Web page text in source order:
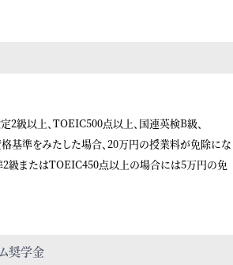
2級以上、TOEIC500点以上、国連英検B級、
基準をみたした場合、20万円の授業料が免除にな
2級またはTOEIC450点以上の場合には5万円の免
奨学金